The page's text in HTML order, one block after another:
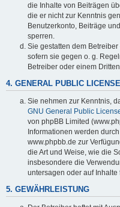
die Inhalte von Beiträgen
die er nicht zur Kenntnis
Benutzerkonto, Beiträge
sperren.
Sie gestatten dem
sofern sie gegen o. g.
Betreiber oder einem
4. GENERAL PUBLIC LICENSE
Sie nehmen zur Kenntnis,
GNU General Public
von phpBB Limited
Informationen werden
www.phpbb.de zur
die Art und Weise, wie die
insbesondere die
untersagen oder auf
5. GEWÄHRLEISTUNG